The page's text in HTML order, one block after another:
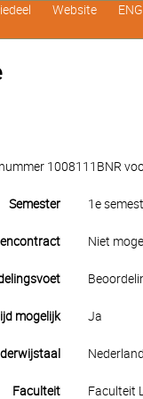
1008111BNR
Semester 1e
Niet
mogelijk Ja
Faculteit Faculteit
Website